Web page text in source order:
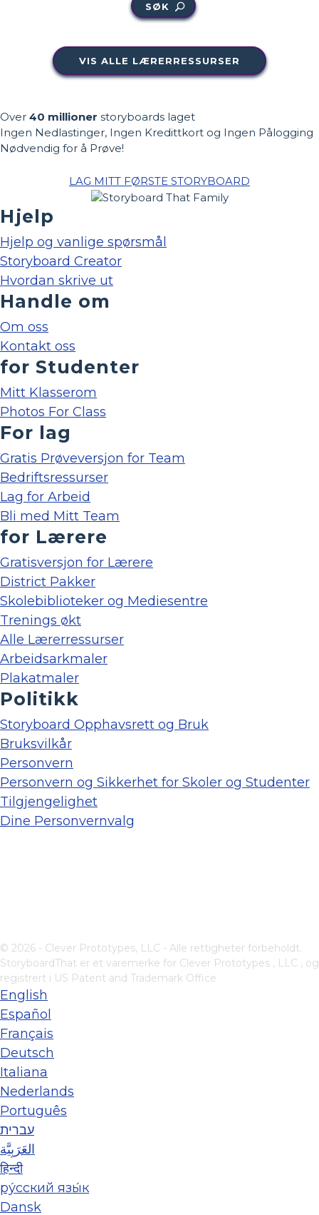
SØK
VIS ALLE LÆRERRESSURSER
Over 40 millioner storyboards laget
Ingen Nedlastinger, Ingen Kredittkort og Ingen Pålogging
Nødvendig for å Prøve!
LAG MITT FØRSTE STORYBOARD
Hjelp
Hjelp og vanlige spørsmål
Storyboard Creator
Hvordan skrive ut
Handle om
Om oss
Kontakt oss
for Studenter
Mitt Klasserom
Photos For Class
For lag
Gratis Prøveversjon for Team
Bedriftsressurser
Lag for Arbeid
Bli med Mitt Team
for Lærere
Gratisversjon for Lærere
District Pakker
Skolebiblioteker og Mediesentre
Trenings økt
Alle Lærerressurser
Arbeidsarkmaler
Plakatmaler
Politikk
Storyboard Opphavsrett og Bruk
Bruksvilkår
Personvern
Personvern og Sikkerhet for Skoler og Studenter
Tilgjengelighet
Dine Personvernvalg
© 2026 - Clever Prototypes, LLC - Alle rettigheter forbeholdt.
StoryboardThat er et varemerke for Clever Prototypes , LLC , og
registrert i US Patent and Trademark Office
English
Español
Français
Deutsch
Italiana
Nederlands
Português
עברית
العَرَبِيَّة
हिन्दी
ру́сский язы́к
Dansk